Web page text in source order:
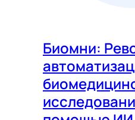
Биомни: